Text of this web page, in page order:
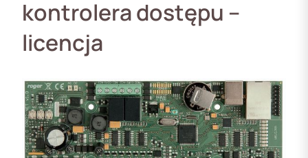
kontrolera dostępu –
licencja